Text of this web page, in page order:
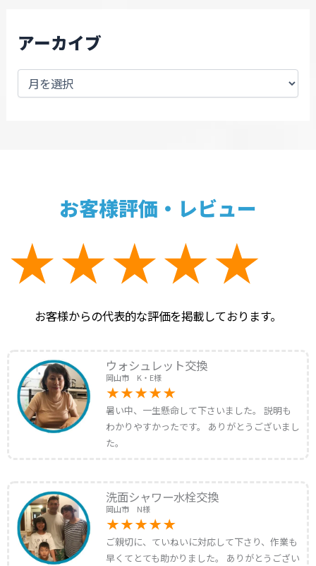
アーカイブ
お客様評価・レビュー
お客様からの代表的な評価を掲載しております。
ウォシュレット交換
岡山市 K・E様
暑い中、一生懸命して下さいました。 説明も
わかりやすかったです。 ありがとうございまし
た。
洗面シャワー水栓交換
岡山市 N様
ご親切に、ていねいに対応して下さり、作業も
早くてとても助かりました。 ありがとうござい